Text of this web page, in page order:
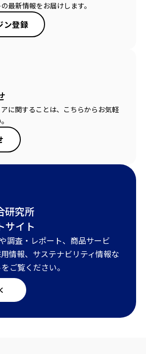
最新情報をお届けします。
ン登録
に関することは、こちらからお気軽
研究所
サイト
調査・レポート、商品サービ
情報、サステナビリティ情報な
ご覧ください。